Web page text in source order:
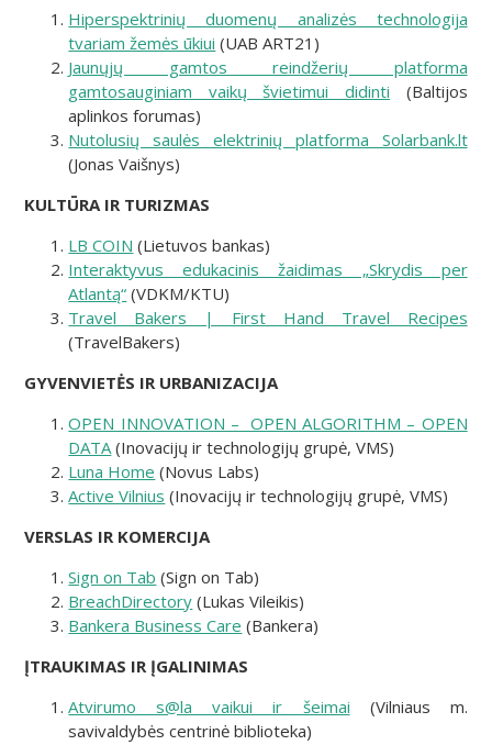
Hiperspektrinių duomenų analizės technologija
tvariam žemės ūkiui (UAB ART21)
Jaunųjų gamtos reindžerių platforma
gamtosauginiam vaikų švietimui didinti (Baltijos
aplinkos forumas)
Nutolusių saulės elektrinių platforma Solarbank.lt
(Jonas Vaišnys)
KULTŪRA IR TURIZMAS
LB COIN (Lietuvos bankas)
Interaktyvus edukacinis žaidimas „Skrydis per
Atlantą“ (VDKM/KTU)
Travel Bakers | First Hand Travel Recipes
(TravelBakers)
GYVENVIETĖS IR URBANIZACIJA
OPEN INNOVATION – OPEN ALGORITHM – OPEN
DATA (Inovacijų ir technologijų grupė, VMS)
Luna Home (Novus Labs)
Active Vilnius (Inovacijų ir technologijų grupė, VMS)
VERSLAS IR KOMERCIJA
Sign on Tab (Sign on Tab)
BreachDirectory (Lukas Vileikis)
Bankera Business Care (Bankera)
ĮTRAUKIMAS IR ĮGALINIMAS
Atvirumo s@la vaikui ir šeimai (Vilniaus m.
savivaldybės centrinė biblioteka)